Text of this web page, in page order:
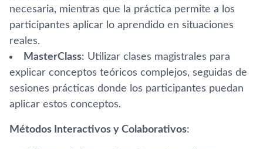
necesaria, mientras que la práctica permite a los
participantes aplicar lo aprendido en situaciones
reales.
MasterClass: Utilizar clases magistrales para
explicar conceptos teóricos complejos, seguidas de
sesiones prácticas donde los participantes puedan
aplicar estos conceptos.
Métodos Interactivos y Colaborativos: